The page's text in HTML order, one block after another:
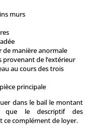
murs
de manière anormale
de l’extérieur
au cours des trois
principale
dans le bail le montant
que le descriptif des
ce complément de loyer.